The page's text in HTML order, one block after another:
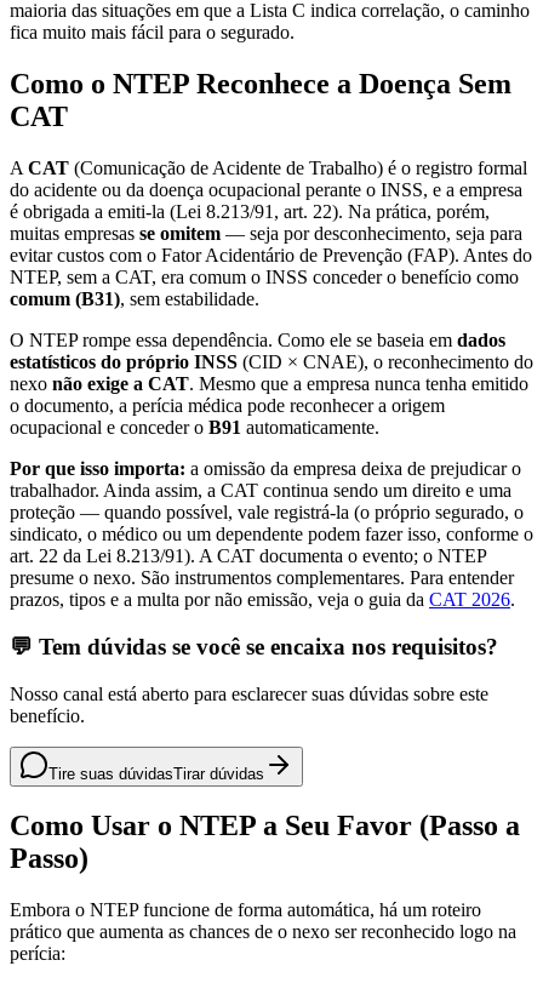
maioria das situações em que a Lista C indica correlação, o caminho
fica muito mais fácil para o segurado.
Como o NTEP Reconhece a Doença Sem
CAT
A CAT (Comunicação de Acidente de Trabalho) é o registro formal
do acidente ou da doença ocupacional perante o INSS, e a empresa
é obrigada a emiti-la (Lei 8.213/91, art. 22). Na prática, porém,
muitas empresas se omitem — seja por desconhecimento, seja para
evitar custos com o Fator Acidentário de Prevenção (FAP). Antes do
NTEP, sem a CAT, era comum o INSS conceder o benefício como
comum (B31), sem estabilidade.
O NTEP rompe essa dependência. Como ele se baseia em dados
estatísticos do próprio INSS (CID × CNAE), o reconhecimento do
nexo não exige a CAT. Mesmo que a empresa nunca tenha emitido
o documento, a perícia médica pode reconhecer a origem
ocupacional e conceder o B91 automaticamente.
Por que isso importa: a omissão da empresa deixa de prejudicar o
trabalhador. Ainda assim, a CAT continua sendo um direito e uma
proteção — quando possível, vale registrá-la (o próprio segurado, o
sindicato, o médico ou um dependente podem fazer isso, conforme o
art. 22 da Lei 8.213/91). A CAT documenta o evento; o NTEP
presume o nexo. São instrumentos complementares. Para entender
prazos, tipos e a multa por não emissão, veja o guia da CAT 2026.
💬 Tem dúvidas se você se encaixa nos requisitos?
Nosso canal está aberto para esclarecer suas dúvidas sobre este
benefício.
Tire suas dúvidasTirar dúvidas
Como Usar o NTEP a Seu Favor (Passo a
Passo)
Embora o NTEP funcione de forma automática, há um roteiro
prático que aumenta as chances de o nexo ser reconhecido logo na
perícia: